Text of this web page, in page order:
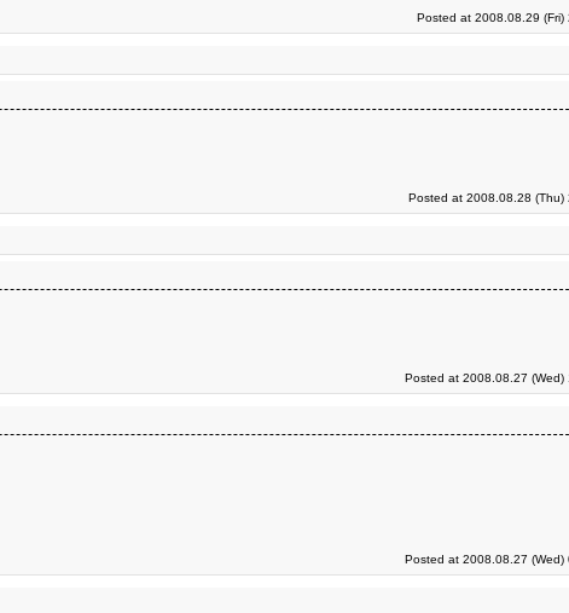
Posted at 2008.08.29 (Fri)
Posted at 2008.08.28 (Thu)
Posted at 2008.08.27 (Wed)
Posted at 2008.08.27 (Wed)